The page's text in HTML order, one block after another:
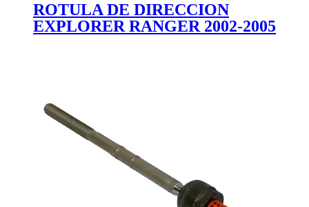
ROTULA DE DIRECCION
EXPLORER RANGER 2002-2005